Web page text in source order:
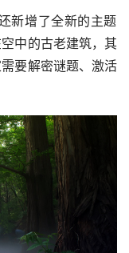
中的古老建筑，其
要解密谜题、激活